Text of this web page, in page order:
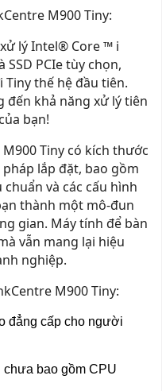
M900 Tiny:
lý Intel® Core ™ i
PCIe tùy chọn,
Tiny thế hệ đầu tiên.
đến khả năng xử lý tiên
bạn!
Tiny có kích thước
lắp đặt, bao gồm
và các cấu hình
thành một mô-đun
gian. Máy tính để bàn
vẫn mang lại hiệu
nghiệp.
M900 Tiny:
đẳng cấp cho người
bao gồm CPU